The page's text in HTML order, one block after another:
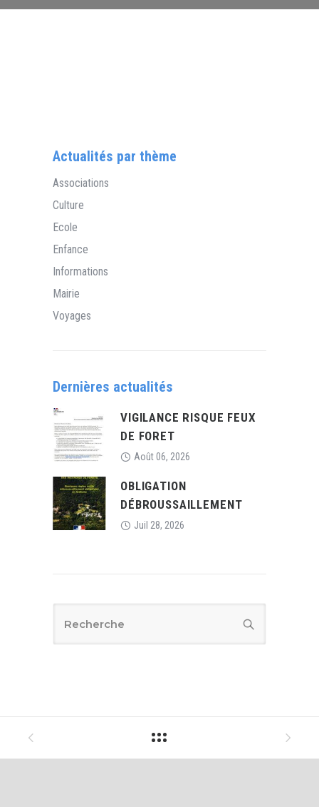
Actualités par thème
Associations
Culture
Ecole
Enfance
Informations
Mairie
Voyages
Dernières actualités
VIGILANCE RISQUE FEUX
DE FORET
Août 06, 2026
OBLIGATION
DÉBROUSSAILLEMENT
Juil 28, 2026